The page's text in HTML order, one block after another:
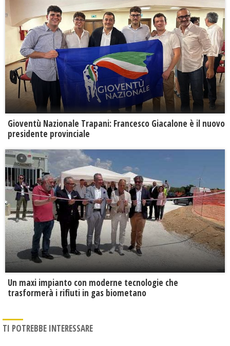
Gioventù Nazionale Trapani: Francesco Giacalone è il nuovo
presidente provinciale
Un maxi impianto con moderne tecnologie che
trasformerà i rifiuti in gas biometano
TI POTREBBE INTERESSARE